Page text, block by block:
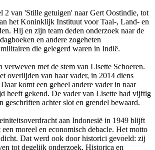
2 van 'Stille getuigen' naar Gert Oostindie, tot
het Koninklijk Instituut voor Taal-, Land- en
Hij en zijn team deden onderzoek naar de
en andere zogeheten
die gelegerd waren in Indië.
met de stem van Lisette Schoeren.
overlijden van haar vader, in 2014 diens
komt een geheel andere vader in naar
heeft gekend. De vader van Lisette had vijftig
geschriften achter slot en grendel bewaard.
aan Indonesië in 1949 blijft
moreel en economisch debacle. Het motto
Dat werd ook door historici gevoeld: zij
tot degelijk onderzoek. Historica en